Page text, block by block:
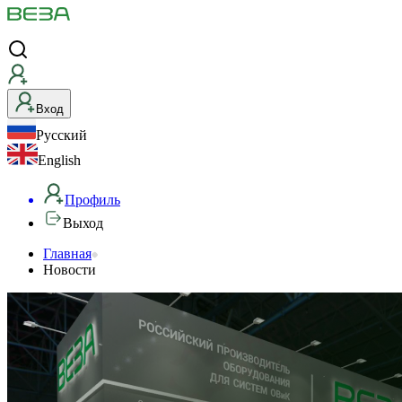
Вход
Русский
English
Профиль
Выход
Главная
Новости